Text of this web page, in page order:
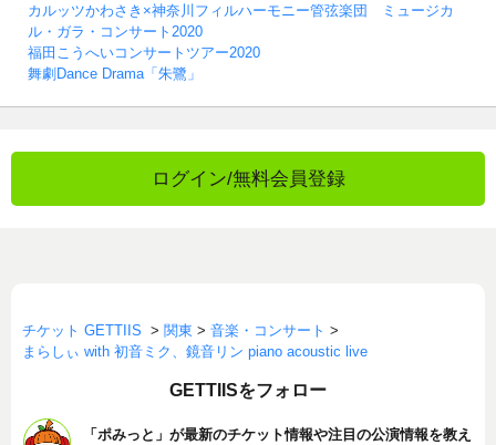
カルッツかわさき×神奈川フィルハーモニー管弦楽団 ミュージカ
ル・ガラ・コンサート2020
福田こうへいコンサートツアー2020
舞劇Dance Drama「朱鷺」
ログイン/無料会員登録
チケット GETTIIS > 関東 > 音楽・コンサート >
まらしぃ with 初音ミク、鏡音リン piano acoustic live
GETTIISをフォロー
「ポみっと」が最新のチケット情報や注目の公演情報を教え